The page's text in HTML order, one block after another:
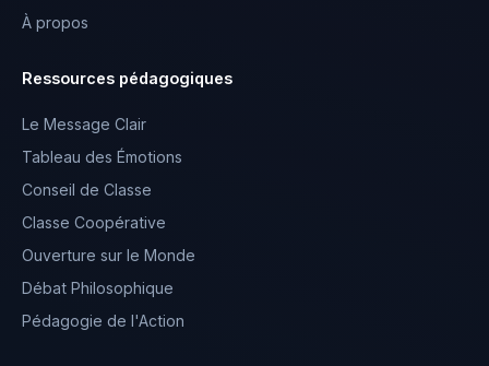
À propos
Ressources pédagogiques
Le Message Clair
Tableau des Émotions
Conseil de Classe
Classe Coopérative
Ouverture sur le Monde
Débat Philosophique
Pédagogie de l'Action